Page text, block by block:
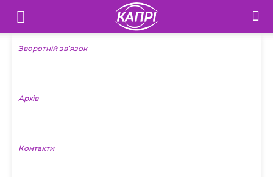
Телебачення
«Капрі»
Новини
Зворотній зв’язок
Архів
Контакти